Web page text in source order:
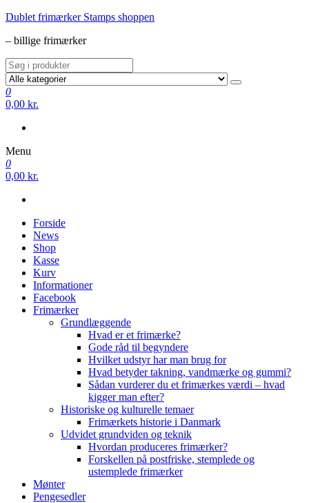
Videre
indhold
Dublet frimærker Stamps shoppen
– billige frimærker
0
0,00 kr.
Menu
0
0,00 kr.
Forside
News
Shop
Kasse
Kurv
Informationer
Facebook
Frimærker
Grundlæggende
Hvad er et frimærke?
Gode råd til begyndere
Hvilket udstyr har man brug for
Hvad betyder takning, vandmærke og gummi?
Sådan vurderer du et frimærkes værdi – hvad
kigger man efter?
Historiske og kulturelle temaer
Frimærkets historie i Danmark
Udvidet grundviden og teknik
Hvordan produceres frimærker?
Forskellen på postfriske, stemplede og
ustemplede frimærker
Mønter
Pengesedler